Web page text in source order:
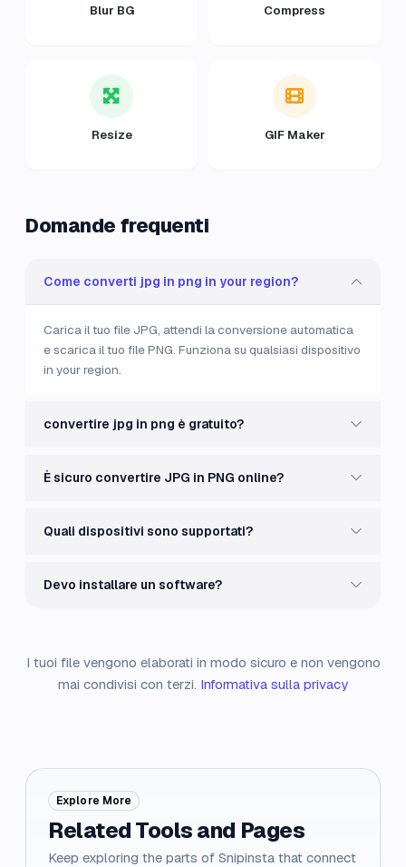
Blur BG Compress
Resize GIF Maker
Domande frequenti
Come converti jpg in png in your region?
Carica il tuo file JPG, attendi la conversione automatica
e scarica il tuo file PNG. Funziona su qualsiasi dispositivo
in your region.
convertire jpg in png è gratuito?
È sicuro convertire JPG in PNG online?
Quali dispositivi sono supportati?
Devo installare un software?
I tuoi file vengono elaborati in modo sicuro e non vengono
mai condivisi con terzi. Informativa sulla privacy
Explore More
Related Tools and Pages
Keep exploring the parts of Snipinsta that connect